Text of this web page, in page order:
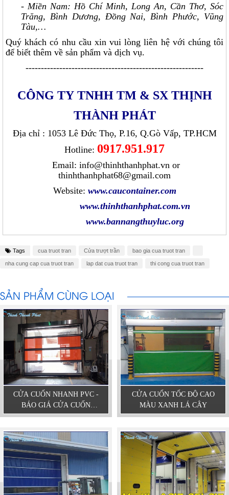
- Miền Nam: Hồ Chí Minh, Long An, Cần Thơ, Sóc
Trăng, Bình Dương, Đồng Nai, Bình Phước, Vũng
Tàu,…
Quý khách có nhu cầu xin vui lòng liên hệ với chúng tôi
để biết thêm về sản phẩm và dịch vụ.
----------------------------------------------------------
CÔNG TY TNHH TM & SX THỊNH
THÀNH PHÁT
Địa chỉ : 1053 Lê Đức Thọ, P.16, Q.Gò Vấp, TP.HCM
Hotline: 0917.951.917
Email: info@thinhthanhphat.vn or
thinhthanhphat68@gmail.com
Website: www.caucontainer.com
www.thinhthanhphat.com.vn
www.bannangthuyluc.org
Tags cua truot tran Cửa trượt trần bao gia cua truot tran
nha cung cap cua truot tran lap dat cua truot tran thi cong cua truot tran
SẢN PHẨM CÙNG LOẠI
CỬA CUỐN NHANH PVC -
BÁO GIÁ CỬA CUỐN
NHANH MỚI NHẤT
CỬA CUỐN TỐC ĐỘ CAO
MÀU XANH LÁ CÂY